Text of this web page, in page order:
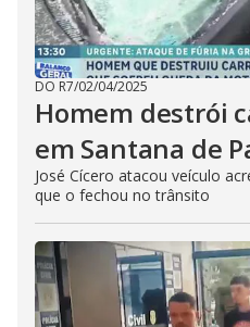
DO R7/02/04/2025
Homem destrói
em Santana de
José Cícero atacou veículo
que o fechou no trânsito